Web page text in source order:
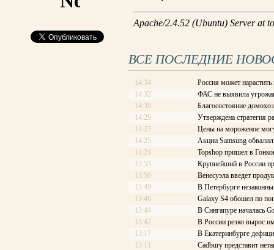
ВСЕ ПОСЛЕДНИЕ
14:34
Россия может
14:32
ФАС не выявила
14:30
Благосостояние
14:29
Утверждена стратегия
14:27
Цены на мороженое
14:25
Акции Samsung
14:24
Topshop пришел в
13:53
Крупнейший в России
13:50
Венесуэла введет
13:49
В Петербурге
13:46
Galaxy S4 обошел по
13:44
В Сингапуре началась
13:42
В России резко вырос
13:17
В Екатеринбурге
13:11
Cadbury представит